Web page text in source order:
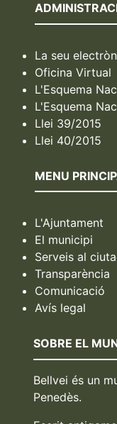
La seu
Oficina Virtual
L'Esquema
L'Esquema
Llei 39/2015
Llei 40/2015
MENU
L'Ajuntament
El municipi
Serveis al
Transparència
Comunicació
Avís legal
SOBRE EL
Bellvei és un
Penedès.